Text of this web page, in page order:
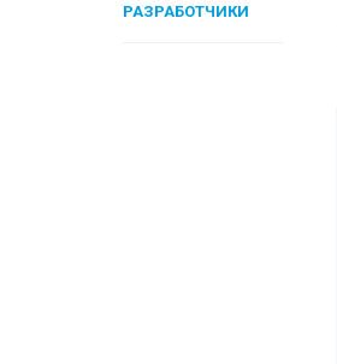
РАЗРАБОТЧИКИ